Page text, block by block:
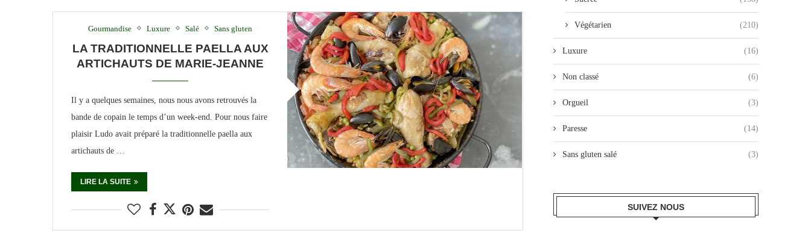
Gourmandise Luxure Salé Sans gluten
LA TRADITIONNELLE PAELLA AUX
ARTICHAUTS DE MARIE-JEANNE
Il y a quelques semaines, nous nous avons retrouvés la
bande de copain le temps d’un week-end. Pour nous faire
plaisir Ludo avait préparé la traditionnelle paella aux
artichauts de …
LIRE LA SUITE
Végétarien (210)
Luxure (16)
Non classé (6)
Orgueil (3)
Paresse (14)
Sans gluten salé (3)
SUIVEZ NOUS